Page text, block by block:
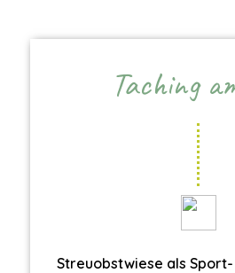
Taching
Streuobstwiese als